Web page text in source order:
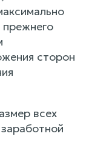
прежнего
сторон
всех